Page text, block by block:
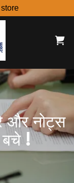
और नोट्स
!